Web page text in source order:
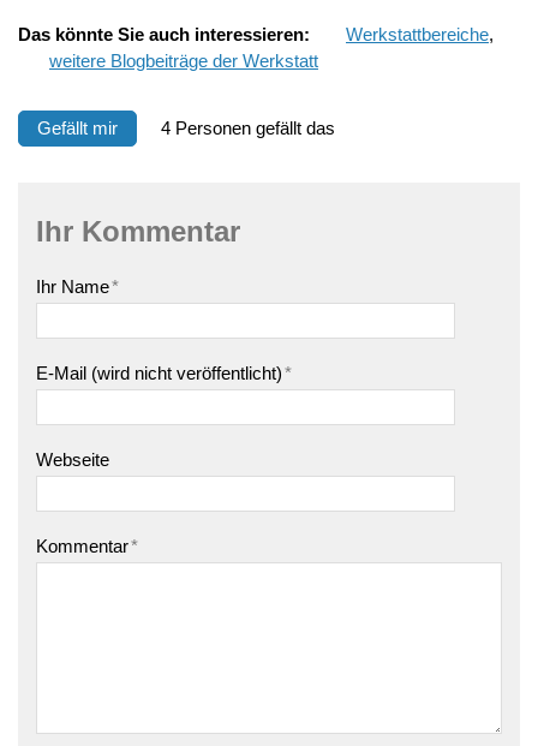
Das könnte Sie auch interessieren: Werkstattbereiche,
weitere Blogbeiträge der Werkstatt
Gefällt mir 4 Personen gefällt das
Ihr Kommentar
Ihr Name*
E-Mail (wird nicht veröffentlicht)*
Webseite
Kommentar*